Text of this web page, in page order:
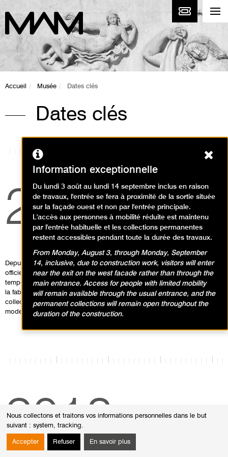
Nous collectons et traitons vos informations personnelles dans le but
suivant : system, tracking.
Accepter Refuser En savoir plus
Accueil Musée Dates clés
Dates clés
2019
Depuis le 11 octobre 2019, le Musée d'Art Moderne de Paris a
officiellement ré-ouvert ses portes, avec deux nouvelles expositions
temporaires et un nouveau parcours dans les collections : Hans Hartung,
la fabrique du geste, jusqu'au 1er mars 2020 ; You, œuvres de la
collection Lafayette Anticipations, jusqu'au 16 février 2020 ; La vie
moderne, un nouveau parcours dans les collections.
2018-
Information exceptionnelle
Du lundi 3 août au lundi 14 septembre inclus en raison
de travaux, l'entrée se fera à proximité de la sortie située
sur la façade ouest et non par l'entrée principale.
L'accès aux personnes à mobilité réduite est maintenu
par l'entrée habituelle et les collections permanentes
restent accessibles pendant toute la durée des travaux.
From Monday, August 3, through Monday, September
14, inclusive, due to construction work, visitors will enter
near the exit on the west facade rather than through the
main entrance. Access for people with limited mobility
will remain available through the usual entrance, and the
permanent collections will remain open throughout the
duration of the construction.